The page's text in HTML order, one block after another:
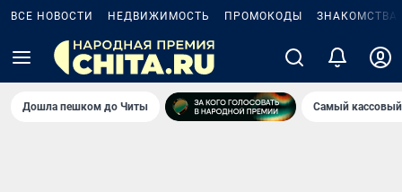
ВСЕ НОВОСТИ НЕДВИЖИМОСТЬ ПРОМОКОДЫ ЗНАКОМСТВА
Дошла пешком до Читы Самый